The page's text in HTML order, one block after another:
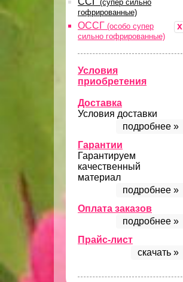
(супер сильно
гофрированные)
x
ОССГ (особо супер
сильно гофрированные)
Условия
приобретения
Доставка
Условия доставки
подробнее »
Гарантии
Гарантируем
качественный
материал
подробнее »
Оплата заказов
подробнее »
Прайс-лист
скачать »